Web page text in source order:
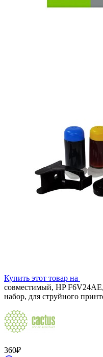
Купить этот товар на
совместимый, HP
набор, для струйного
360₽